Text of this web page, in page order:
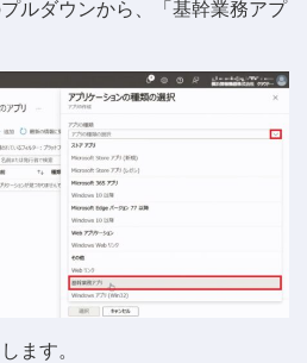
ルダウンから、「基幹業務アプ
ます。